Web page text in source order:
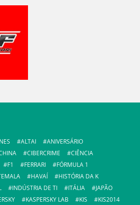
ALTAI
ANIVERSÁRIO
CIBERCRIME
CIÊNCIA
F1 FERRARI
FÓRMULA 1
HAVAÍ
HISTÓRIA DA K
INDÚSTRIA DE TI ITÁLIA
JAPÃO
KASPERSKY LAB KIS
KIS2014